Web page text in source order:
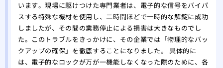
います。現場に駆けつけた専門業者は、電子的な信号をバイパ
スする特殊な機材を使用し、二時間ほどで一時的な解錠に成功
しましたが、その間の業務停止による損害は大きなものでし
た。このトラブルをきっかけに、その企業では「物理的なバッ
クアップの確保」を徹底することになりました。 具体的に
は、電子的なロックが万が一機能しなくなった際のために、各